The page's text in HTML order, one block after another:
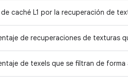
caché L1 por la recuperación de
de recuperaciones de texturas
de texels que se filtran de